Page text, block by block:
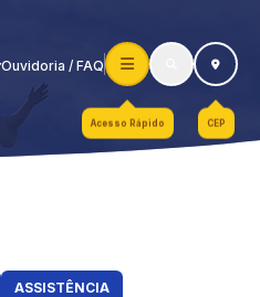
Ouvidoria / FAQ
Acesso Rápido CEP
ASSISTÊNCIA